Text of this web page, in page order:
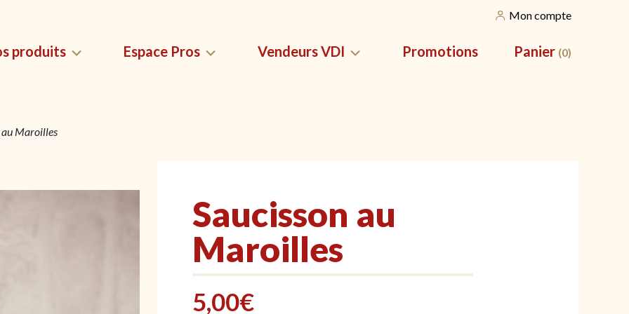
Mon compte
produits Espace Pros Vendeurs VDI Promotions Panier (0)
au Maroilles
Saucisson au
Maroilles
5,00€